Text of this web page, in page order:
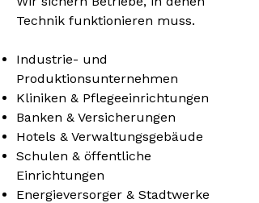
Technik funktionieren muss.
Industrie- und
Produktionsunternehmen
Kliniken & Pflegeeinrichtungen
Banken & Versicherungen
Hotels & Verwaltungsgebäude
Schulen & öffentliche
Einrichtungen
Energieversorger & Stadtwerke